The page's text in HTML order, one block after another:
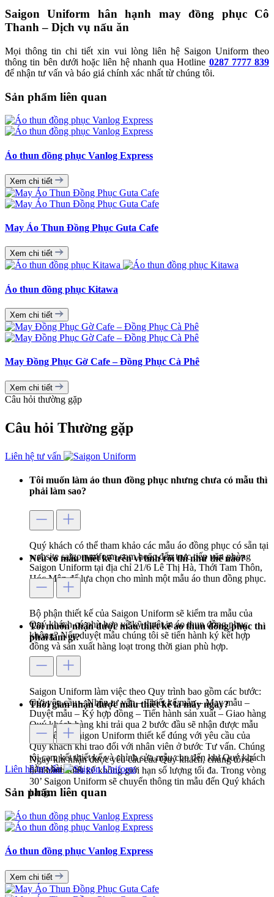
Saigon Uniform hân hạnh may đồng phục Cô
Thanh – Dịch vụ nấu ăn
Mọi thông tin chi tiết xin vui lòng liên hệ Saigon Uniform theo
thông tin bên dưới hoặc liên hệ nhanh qua Hotline 0287 7777 839
để nhận tư vấn và báo giá chính xác nhất từ chúng tôi.
Sản phẩm liên quan
Áo thun đồng phục Vanlog Express
Xem chi tiết
May Áo Thun Đồng Phục Guta Cafe
Xem chi tiết
Áo thun đồng phục Kitawa
Xem chi tiết
May Đồng Phục Gờ Cafe – Đồng Phục Cà Phê
Xem chi tiết
Câu hỏi thường gặp
Câu hỏi Thường gặp
Liên hệ tư vấn
Tôi muốn làm áo thun đồng phục nhưng chưa có mẫu thì
phải làm sao?
Quý khách có thể tham khảo các mẫu áo đồng phục có sẵn tại
website saigonuniform.com hoặc đến trực tiếp văn phòng
Saigon Uniform tại địa chỉ 21/6 Lê Thị Hà, Thới Tam Thôn,
Hóc Môn để lựa chọn cho mình một mẫu áo thun đồng phục.
Nếu có mẫu thiết kế trên vi tính rồi thì như thế nào?
Bộ phận thiết kế của Saigon Uniform sẽ kiểm tra mẫu của
Quý khách có phù hợp về kỹ thuật in áo thun đồng phục
không? Nếu duyệt mẫu chúng tôi sẽ tiến hành ký kết hợp
đồng và sản xuất hàng loạt trong thời gian phù hợp.
Tôi muốn nhận được mẫu thiết kế áo thun đồng phục thì
phải làm gì?
Saigon Uniform làm việc theo Quy trình bao gồm các bước:
Gửi yêu cầu – Nhận tư vấn – Thiết kế mẫu – May mẫu –
Duyệt mẫu – Ký hợp đồng – Tiến hành sản xuất – Giao hàng
Quý khách hàng khi trải qua 2 bước đầu sẽ nhận được mẫu
thiết kế do Saigon Uniform thiết kế đúng với yêu cầu của
Quý khách khi trao đổi với nhân viên ở bước Tư vấn. Chúng
tôi cam kết thiết kế và chỉnh sửa mẫu cho đến khi Quý khách
hàng hài lòng.
Thời gian nhận được mẫu thiết kế là mấy ngày?
Ngay khi nhận được yêu cầu của Quý khách, chúng tôi sẽ
tiến hành thiết kế không giới hạn số lượng tối đa. Trong vòng
30’ Saigon Uniform sẽ chuyển thông tin mẫu đến Quý khách
hàng.
Liên hệ tư vấn
Sản phẩm liên quan
Áo thun đồng phục Vanlog Express
Xem chi tiết